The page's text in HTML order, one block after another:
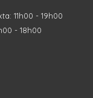
11h00 - 19h00
- 18h00